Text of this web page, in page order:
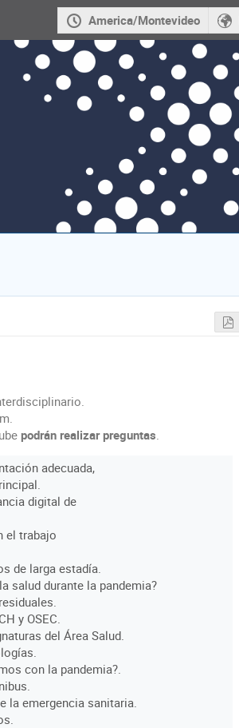
America/Montevideo
podrán realizar preguntas
adecuada,
digital de
el trabajo
de larga estadía.
salud durante la pandemia?
y OSEC.
del Área Salud.
con la pandemia?.
la emergencia sanitaria.